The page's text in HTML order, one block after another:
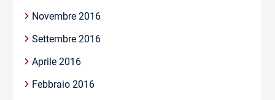
Novembre 2016
Settembre 2016
Aprile 2016
Febbraio 2016